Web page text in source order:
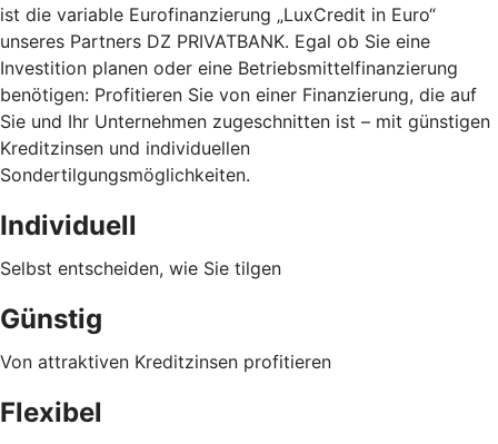
ist die variable Eurofinanzierung „LuxCredit in Euro“
unseres Partners DZ PRIVATBANK. Egal ob Sie eine
Investition planen oder eine Betriebsmittelfinanzierung
benötigen: Profitieren Sie von einer Finanzierung, die auf
Sie und Ihr Unternehmen zugeschnitten ist – mit günstigen
Kreditzinsen und individuellen
Sondertilgungsmöglichkeiten.
Individuell
Selbst entscheiden, wie Sie tilgen
Günstig
Von attraktiven Kreditzinsen profitieren
Flexibel